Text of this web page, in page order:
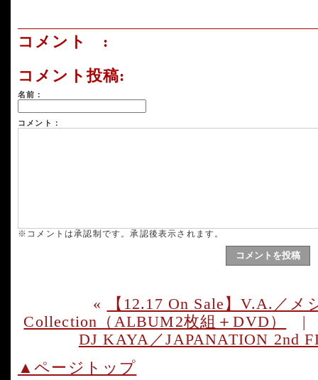
コメント :
コメント投稿:
名前：
コメント：
※コメントは承認制です。承認後表示されます。
«
【12.17 On Sale】V.A.／メ
Collection（ALBUM2枚組＋DVD）
DJ KAYA／JAPANATION 2nd
▲ページトップ